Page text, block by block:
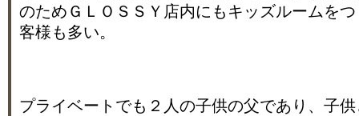
のためＧＬＯＳＳＹ店内にもキッズルームを
客様も多い。
プライベートでも２人の子供の父であり、子